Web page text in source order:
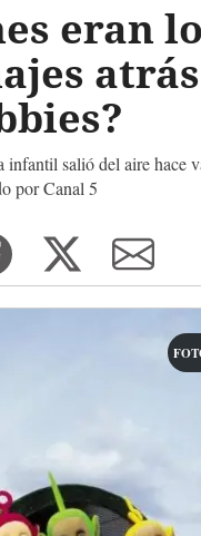
eran
infantil salió del aire hace
por Canal 5